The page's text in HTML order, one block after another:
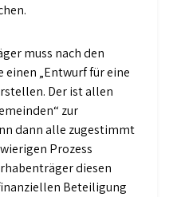
muss nach den
„Entwurf für eine
Der ist allen
zur
dann alle zugestimmt
Prozess
diesen
Beteiligung